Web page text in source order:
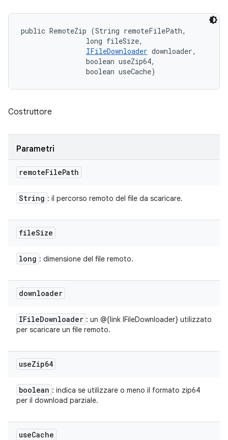
public RemoteZip (String remoteFilePath,
                long fileSize,
IFileDownloader downloader,
                boolean useZip64,
                boolean useCache)
Costruttore
Parametri
remoteFilePath
String : il percorso remoto del file da scaricare.
fileSize
long : dimensione del file remoto.
downloader
IFileDownloader : un @{link IFileDownloader} utilizzato
per scaricare un file remoto.
useZip64
boolean : indica se utilizzare o meno il formato zip64
per il download parziale.
useCache